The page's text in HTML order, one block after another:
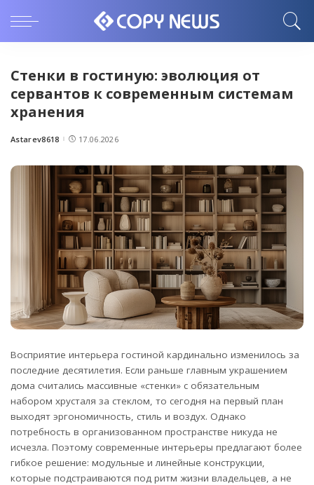
Стенки в гостиную: эволюция от
сервантов к современным системам
хранения
Posted
Astarev8618 17.06.2026
Восприятие интерьера гостиной кардинально изменилось за
последние десятилетия. Если раньше главным украшением
дома считались массивные «стенки» с обязательным
набором хрусталя за стеклом, то сегодня на первый план
выходят эргономичность, стиль и воздух. Однако
потребность в организованном пространстве никуда не
исчезла. Поэтому современные интерьеры предлагают более
гибкое решение: модульные и линейные конструкции,
которые подстраиваются под ритм жизни владельцев, а не